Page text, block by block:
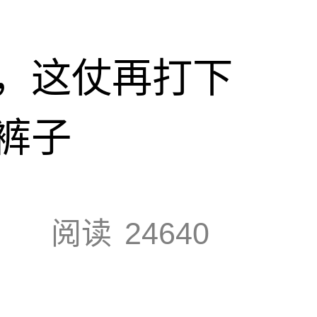
这仗再打下
子
阅读 24640